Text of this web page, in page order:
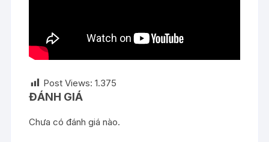
Post Views: 1.375
ĐÁNH GIÁ
Chưa có đánh giá nào.